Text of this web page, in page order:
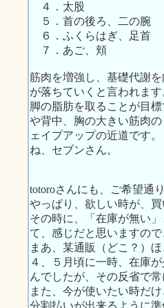
４．太股
５．首の後ろ、二の腕
６．ふくらはぎ、足首
７．あご、頬
筋肉を増強し、基礎代謝
が落ちていくと言われます
脚の脂肪を取ることが目
や背中、胸の大きい筋肉
ェイプアップの近道です。
ね、セブンさん。
totoroさんにも、ご希望通
やっぱり、欲しい時が、
その時に、「在庫が無い
て、感じだと思いますの
まあ、某通販（どこ？）
４、５月頃に一時、在庫
んでしたが、その反省で
また、今が使いたい時だ
分割払いが出来るように準